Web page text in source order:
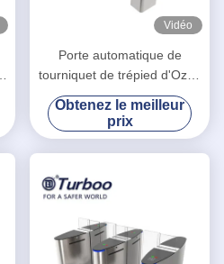
Vidéo
Porte automatique de
tourniquet de trépied d'Ozak
de mécanicien avec la voix
et les alertes légères de
stroboscope
Obtenez le meilleur
prix